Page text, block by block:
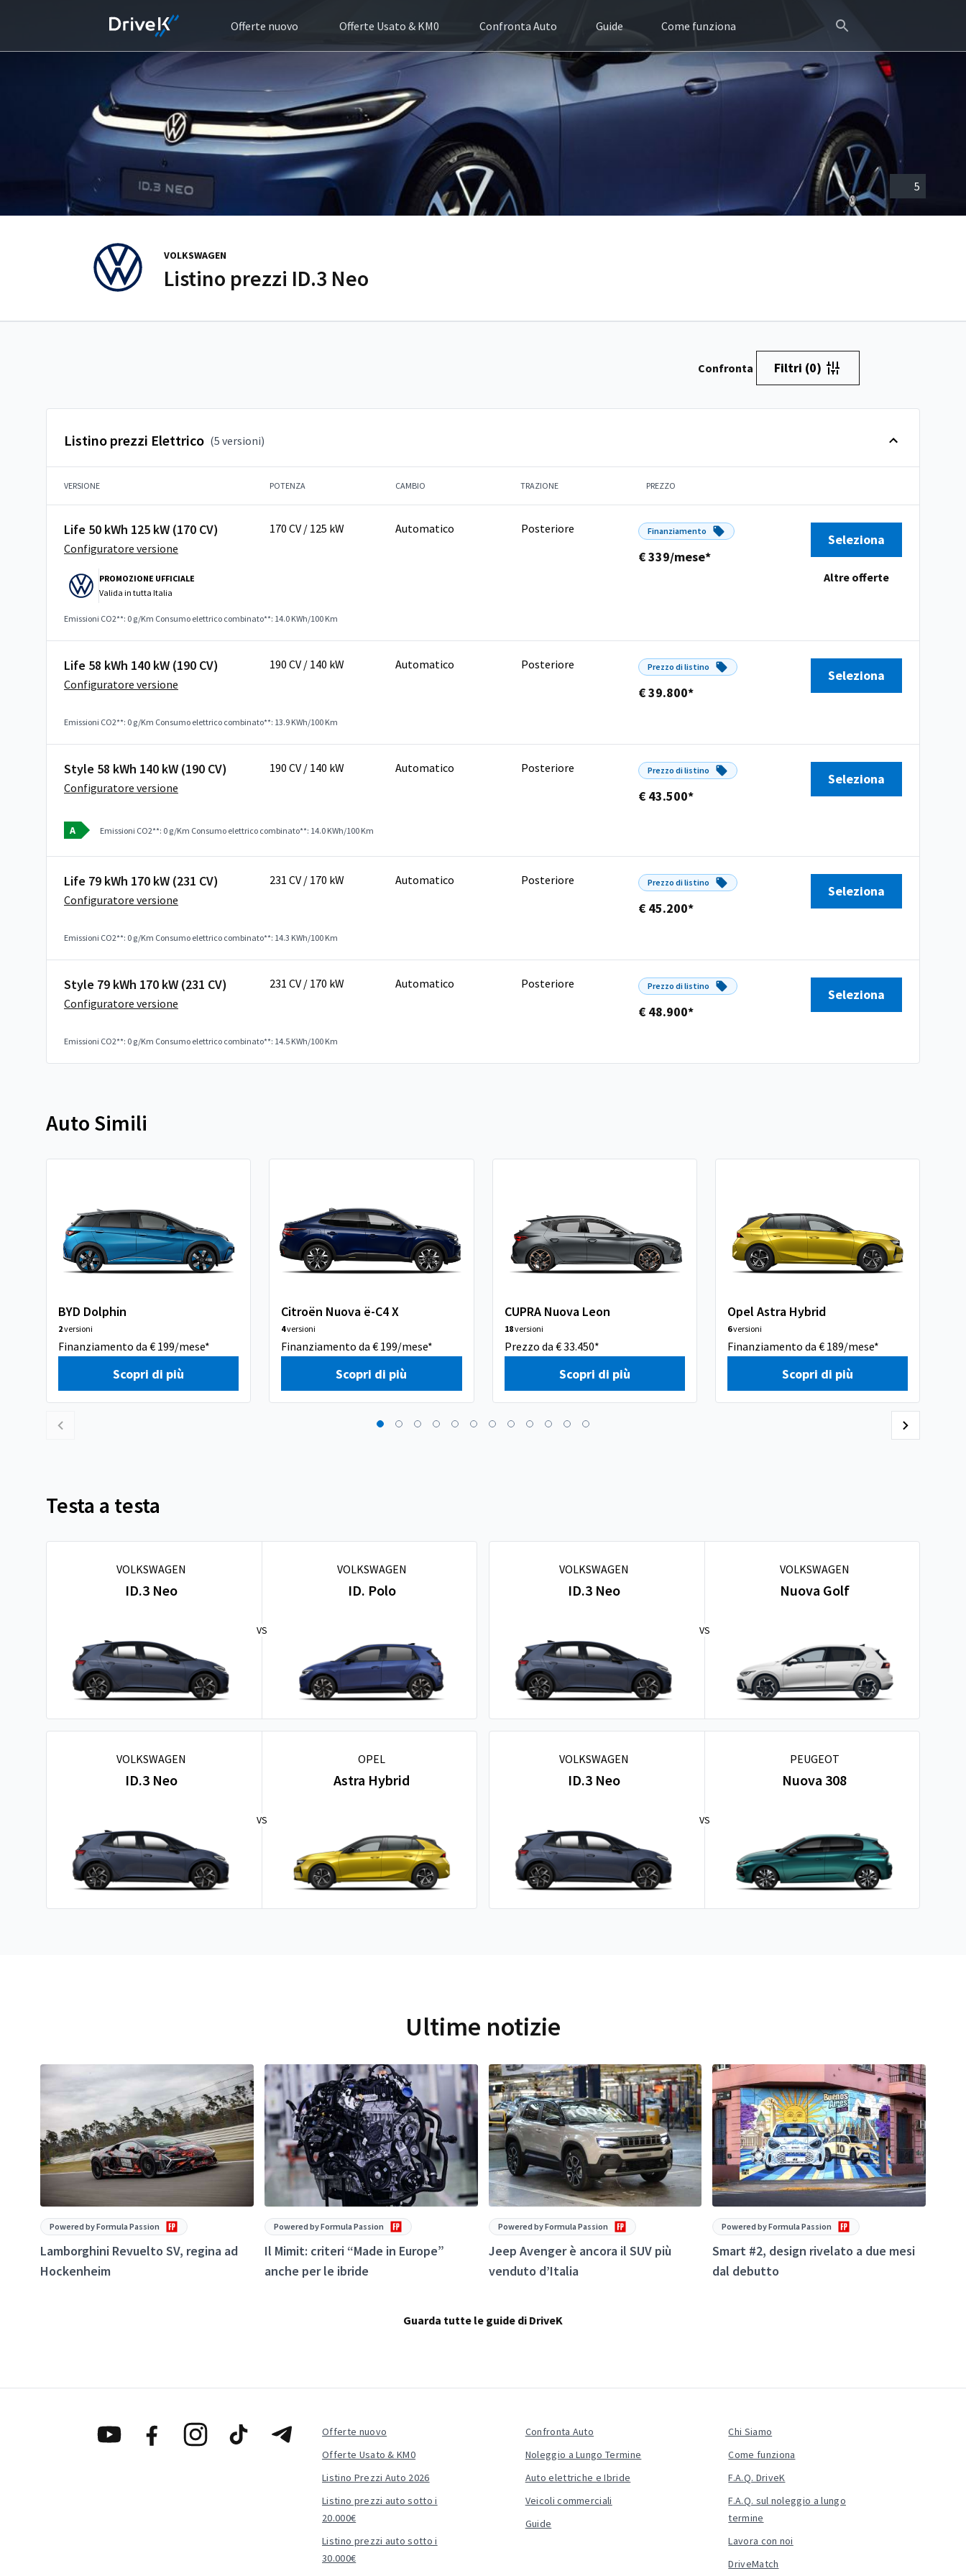
Offerte nuovo Offerte Usato & KM0 Confronta Auto Guide Come funziona
5
VOLKSWAGEN
Listino prezzi ID.3 Neo
Confronta Filtri (0)
Listino prezzi Elettrico (5 versioni)
VERSIONE POTENZA CAMBIO TRAZIONE PREZZO
Life 50 kWh 125 kW (170 CV)
Configuratore versione
170 CV / 125 kW Automatico Posteriore
PROMOZIONE UFFICIALE
Valida in tutta Italia
Finanziamento
€ 339/mese*
Seleziona
Altre offerte
Emissioni CO2**: 0 g/Km Consumo elettrico combinato**: 14.0 KWh/100 Km
Life 58 kWh 140 kW (190 CV)
Configuratore versione
190 CV / 140 kW Automatico Posteriore Prezzo di listino
€ 39.800*
Seleziona
Emissioni CO2**: 0 g/Km Consumo elettrico combinato**: 13.9 KWh/100 Km
Style 58 kWh 140 kW (190 CV)
Configuratore versione
190 CV / 140 kW Automatico Posteriore Prezzo di listino
€ 43.500*
Seleziona
A Emissioni CO2**: 0 g/Km Consumo elettrico combinato**: 14.0 KWh/100 Km
Life 79 kWh 170 kW (231 CV)
Configuratore versione
231 CV / 170 kW Automatico Posteriore Prezzo di listino
€ 45.200*
Seleziona
Emissioni CO2**: 0 g/Km Consumo elettrico combinato**: 14.3 KWh/100 Km
Style 79 kWh 170 kW (231 CV)
Configuratore versione
231 CV / 170 kW Automatico Posteriore Prezzo di listino
€ 48.900*
Seleziona
Emissioni CO2**: 0 g/Km Consumo elettrico combinato**: 14.5 KWh/100 Km
Auto Simili
BYD Dolphin
2versioni
Finanziamento da € 199/mese*
Scopri di più
Citroën Nuova ë-C4 X
4versioni
Finanziamento da € 199/mese*
Scopri di più
CUPRA Nuova Leon
18versioni
Prezzo da € 33.450*
Scopri di più
Opel Astra Hybrid
6versioni
Finanziamento da € 189/mese*
Scopri di più
Testa a testa
VOLKSWAGEN
ID.3 Neo
VS
VOLKSWAGEN
ID. Polo
VOLKSWAGEN
ID.3 Neo
VS
VOLKSWAGEN
Nuova Golf
VOLKSWAGEN
ID.3 Neo
VS
OPEL
Astra Hybrid
VOLKSWAGEN
ID.3 Neo
VS
PEUGEOT
Nuova 308
Ultime notizie
Powered by Formula Passion
Lamborghini Revuelto SV, regina ad
Hockenheim
Powered by Formula Passion
Il Mimit: criteri “Made in Europe”
anche per le ibride
Powered by Formula Passion
Jeep Avenger è ancora il SUV più
venduto d’Italia
Powered by Formula Passion
Smart #2, design rivelato a due mesi
dal debutto
Guarda tutte le guide di DriveK
Offerte nuovo
Offerte Usato & KM0
Listino Prezzi Auto 2026
Listino prezzi auto sotto i
20.000€
Listino prezzi auto sotto i
30.000€
Confronta Auto
Noleggio a Lungo Termine
Auto elettriche e Ibride
Veicoli commerciali
Guide
Chi Siamo
Come funziona
F.A.Q. DriveK
F.A.Q. sul noleggio a lungo
termine
Lavora con noi
DriveMatch